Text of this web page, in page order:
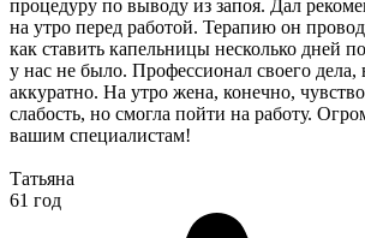
процедуру по выводу из запоя. Дал
на утро перед работой. Терапию он
как ставить капельницы несколько дней
у нас не было. Профессионал своего дела,
аккуратно. На утро жена, конечно,
слабость, но смогла пойти на работу.
вашим специалистам!
Татьяна
61 год